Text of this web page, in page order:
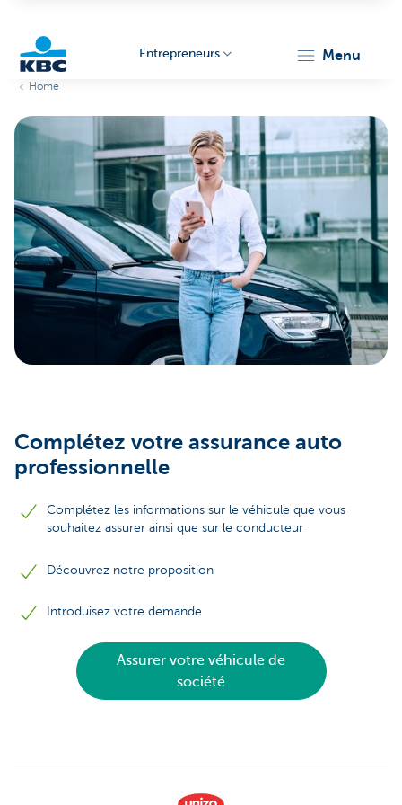
Entrepreneurs
Entrepreneurs menu
Home
Complétez votre assurance auto
professionnelle
Complétez les informations sur le véhicule que vous
souhaitez assurer ainsi que sur le conducteur
Découvrez notre proposition
Introduisez votre demande
Assurer votre véhicule de
société